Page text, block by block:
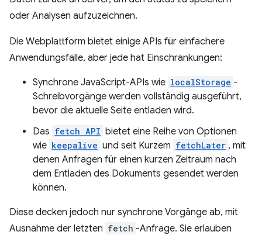
oder Analysen aufzuzeichnen.
Die Webplattform bietet einige APIs für einfachere
Anwendungsfälle, aber jede hat Einschränkungen:
Synchrone JavaScript-APIs wie localStorage -
Schreibvorgänge werden vollständig ausgeführt,
bevor die aktuelle Seite entladen wird.
Das fetch API bietet eine Reihe von Optionen
wie keepalive und seit Kurzem fetchLater , mit
denen Anfragen für einen kurzen Zeitraum nach
dem Entladen des Dokuments gesendet werden
können.
Diese decken jedoch nur synchrone Vorgänge ab, mit
Ausnahme der letzten fetch -Anfrage. Sie erlauben